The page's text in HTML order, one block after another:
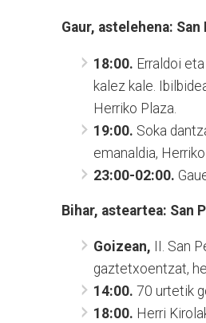
Gaur, astelehena: San
18:00. Erraldoi
kalez kale.
Herriko Plaza.
19:00. Soka
emanaldia, Herriko
23:00-02:00.
Bihar, asteartea: San
Goizean, II. San
gaztetxoentzat,
14:00. 70 urtetik
18:00. Herri